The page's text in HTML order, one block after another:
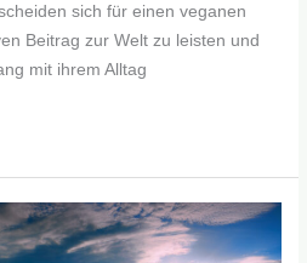
sich für einen veganen
Beitrag zur Welt zu leisten und
mit ihrem Alltag